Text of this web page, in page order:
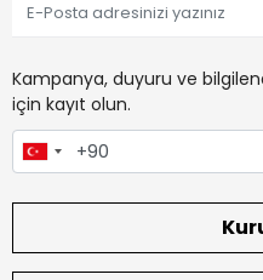
Kampanya, duyuru ve
için kayıt olun.